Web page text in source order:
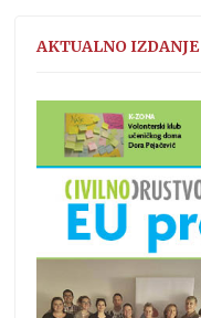
AKTUALNO IZDANJE